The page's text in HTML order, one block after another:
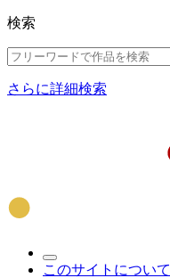
検索
さらに詳細検索
このサイトについて